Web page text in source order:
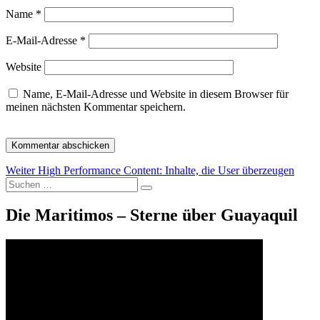
Name *
E-Mail-Adresse *
Website
Name, E-Mail-Adresse und Website in diesem Browser für
meinen nächsten Kommentar speichern.
Beitragsnavigation
Weiter Nächster
Beitrag:
High Performance Content: Inhalte, die User überzeugen
Suche
nach:
Suchen
Die Maritimos – Sterne über Guayaquil